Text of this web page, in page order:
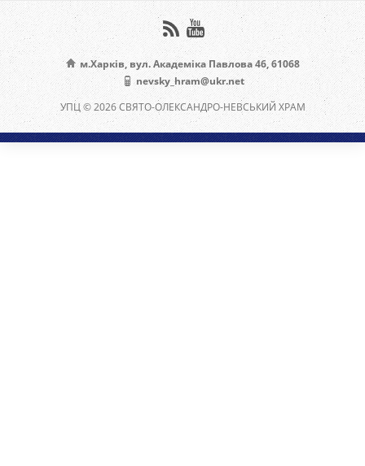
м.Харків, вул. Академіка Павлова 46, 61068
nevsky_hram@ukr.net
УПЦ © 2026 СВЯТО-ОЛЕКСАНДРО-НЕВСЬКИЙ ХРАМ